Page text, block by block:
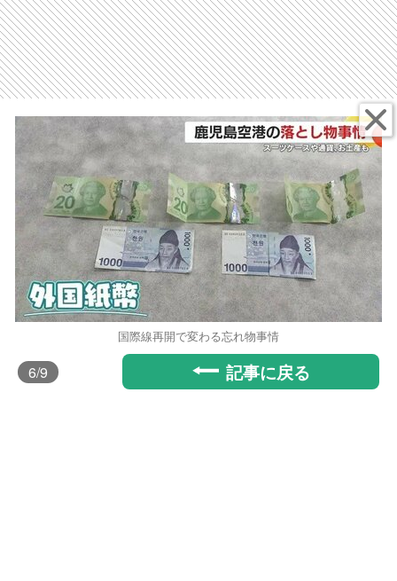
国際線再開で変わる忘れ物事情
6/9 記事に戻る